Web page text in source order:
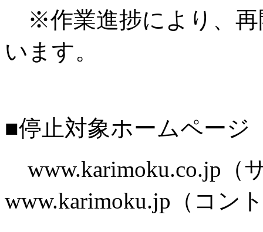
※作業進捗により、再
います。
■停止対象ホームページ
www.karimoku.co.jp（
www.karimoku.jp（コン